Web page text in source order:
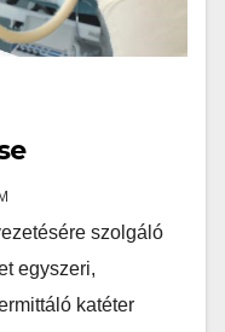
szolgáló
egyszeri,
katéter